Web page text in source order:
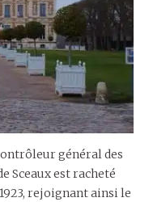
général des
Sceaux est racheté
rejoignant ainsi le